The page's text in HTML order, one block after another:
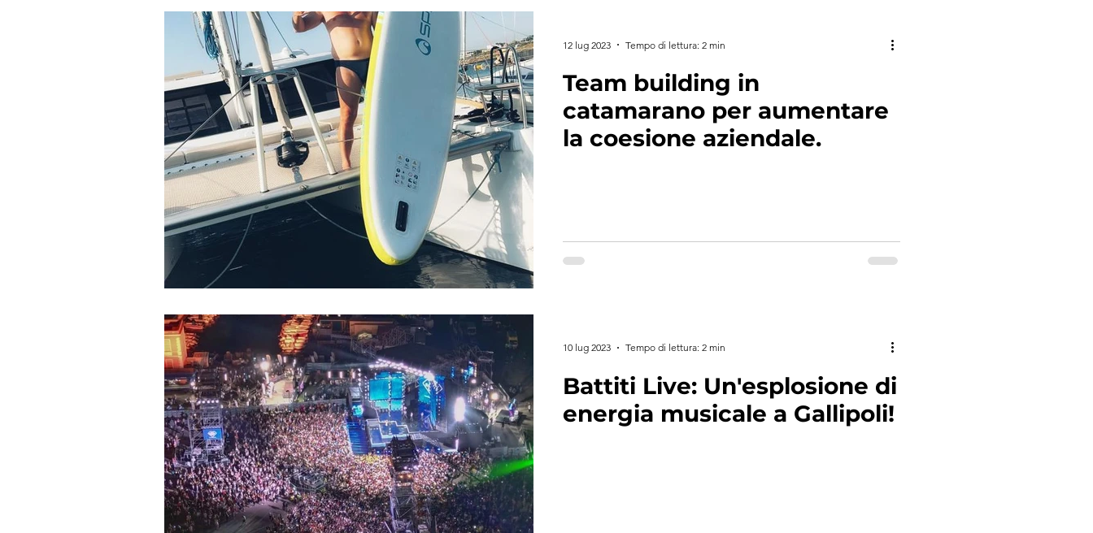
Team building in
catamarano per aumentare
la coesione aziendale.
12 lug 2023 Tempo di lettura: 2 min
Battiti Live: Un'esplosione di
energia musicale a Gallipoli!
10 lug 2023 Tempo di lettura: 2 min